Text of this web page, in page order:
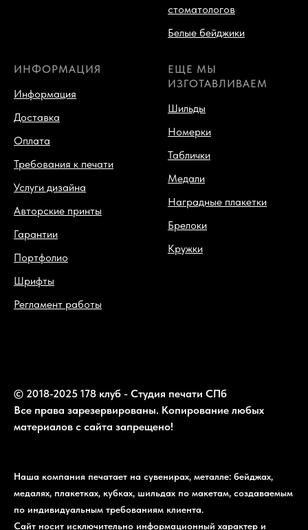
стоматологов
Белые бейджики
ИНФОРМАЦИЯ
Информация
Доставка
Оплата
Требования к печати
Услуги дизайна
Авторские принты
Гарантии
Портфолио
Шрифты
Регламент работы
ЕЩЕ МЫ
ИЗГОТАВЛИВАЕМ
Шильды
Номерки
Таблички
Медали
Наградные плакетки
Брелоки
Кружки
© 2018-2025 178 клуб - Студия печати СПб
Все права зарезервированы. Копирование любых
материалов с сайта запрещено!
Наша компания печатает на сувенирах, металле: бейджах,
медалях, плакетках, кубках, шильдах по макетам, создаваемым
по индивидуальным требованиям клиента.
Сайт носит исключительно информационный характер и